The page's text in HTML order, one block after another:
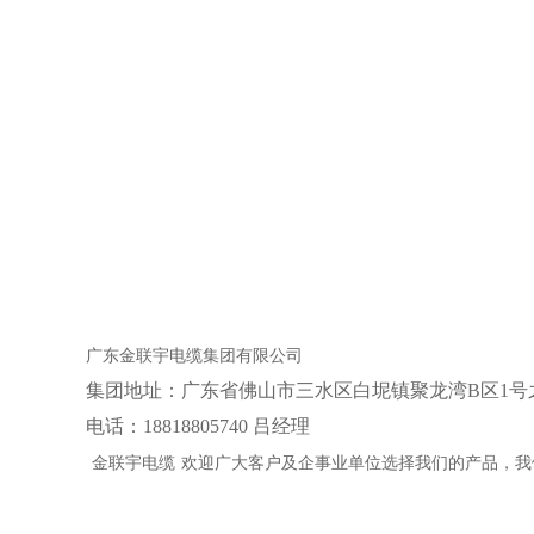
广东金联宇电缆集团有限公司
集团地址：‌广东省佛山市三水区白坭镇聚龙湾B区1号
电话：18818805740 吕经理
金联宇电缆 欢迎广大客户及企事业单位选择我们的产品，我